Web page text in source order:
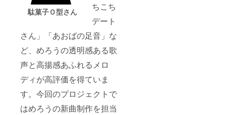
駄菓子Ｏ型さん
ちこち
デート
さん」「あおばの足音」な
ど、めろうの透明感ある歌
声と高揚感あふれるメロ
ディが高評価を得ていま
す。今回のプロジェクトで
はめろうの新曲制作を担当